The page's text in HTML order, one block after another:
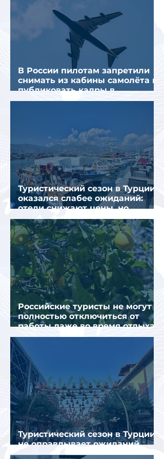
В России пилотам запретили
снимать из кабины самолёта и
публиковать кадры в
интернете
Туристический сезон в Турции
оказался слабее ожиданий:
отели снижают цены, но
загрузка остается низкой
Российские туристы не могут
полностью отключиться от
работы даже во время отдыха
в Турции
Туристический сезон в Турции
не оправдывает ожиданий
отрасли